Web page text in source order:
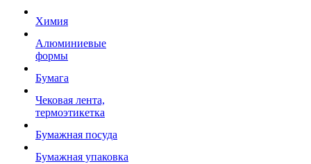
Химия
Алюминиевые
формы
Бумага
Чековая лента,
термоэтикетка
Бумажная посуда
Бумажная упаковка